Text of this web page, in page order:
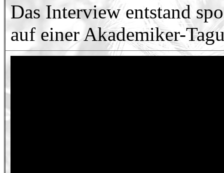
Das Interview entstand
auf einer Akademiker-